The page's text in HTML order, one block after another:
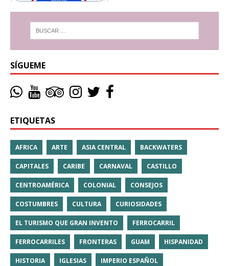
SÍGUEME
ETIQUETAS
AFRICA ARTE ASIA CENTRAL BACKWATERS
CAPITALES CARIBE CARNAVAL CASTILLO
CENTROAMÉRICA COLONIAL CONSEJOS
COSTUMBRES CULTURA CURIOSIDADES
EL TURISMO QUE GRAN INVENTO FERROCARRIL
FERROCARRILES FRONTERAS GUAM HISPANIDAD
HISTORIA IGLESIAS IMPERIO ESPAÑOL